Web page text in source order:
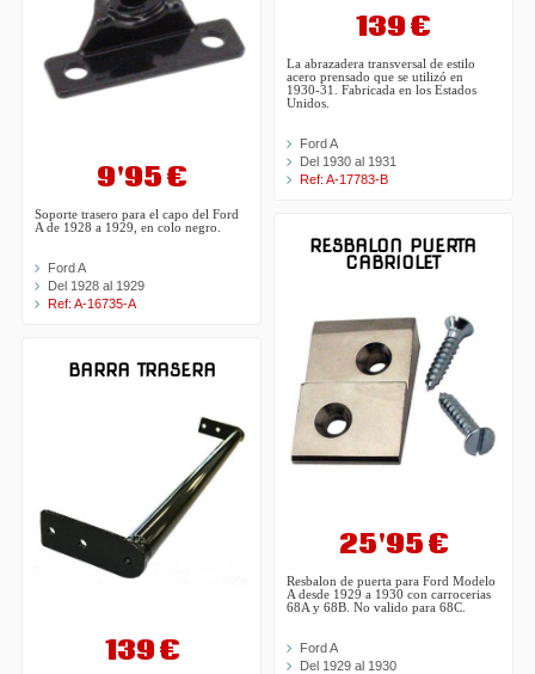
9'95 €
Soporte trasero para el capo del Ford
A de 1928 a 1929, en colo negro.
Ford A
Del 1928 al 1929
Ref: A-16735-A
BARRA TRASERA
139 €
139 €
La abrazadera transversal de estilo
acero prensado que se utilizó en
1930-31. Fabricada en los Estados
Unidos.
Ford A
Del 1930 al 1931
Ref: A-17783-B
RESBALON PUERTA
CABRIOLET
25'95 €
Resbalon de puerta para Ford Modelo
A desde 1929 a 1930 con carrocerias
68A y 68B. No valido para 68C.
Ford A
Del 1929 al 1930